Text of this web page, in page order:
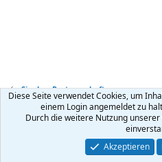
Single + Partnerschaft
Kontakt Nutzungsbedingungen
Community platform by XenForo ® ©
Diese Seite verwendet Cookies, um
einem Login angemeldet zu
Durch die weitere Nutzung
Akzeptieren